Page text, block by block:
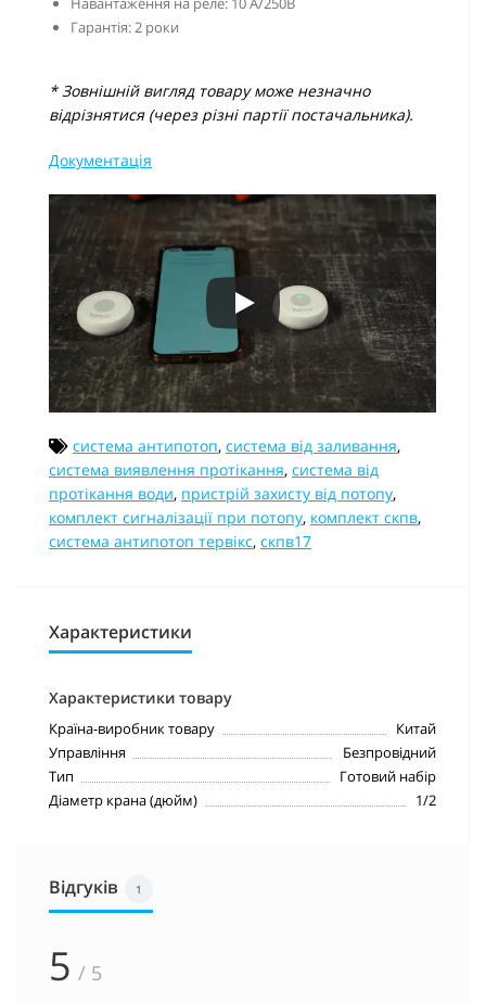
Гарантія: 2 роки
* Зовнішній вигляд товару може незначно
відрізнятися (через різні партії постачальника).
Документація
система антипотоп, система від заливання,
система виявлення протікання, система від
протікання води, пристрій захисту від потопу,
комплект сигналізації при потопу, комплект скпв,
система антипотоп тервікс, скпв17
Характеристики
Характеристики товару
Країна-виробник товару
Китай
Управління
Безпровідний
Тип
Готовий набір
Діаметр крана (дюйм)
1/2
Відгуків 1
5 / 5